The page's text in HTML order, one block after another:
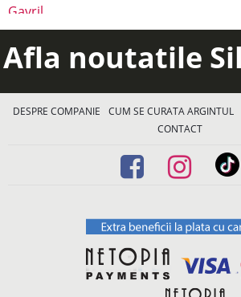
Afla noutatile
DESPRE COMPANIE CUM SE CURATA ARGINTUL
CONTACT